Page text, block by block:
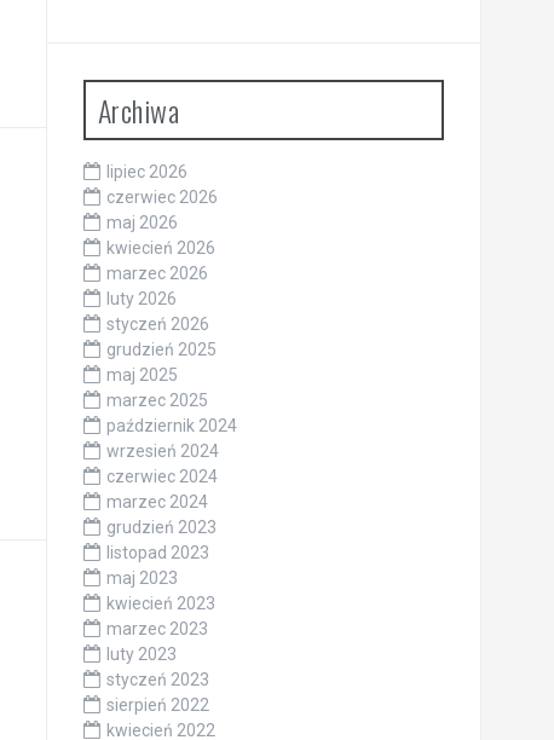
Archiwa
lipiec 2026
czerwiec 2026
maj 2026
kwiecień 2026
marzec 2026
luty 2026
styczeń 2026
grudzień 2025
maj 2025
marzec 2025
październik 2024
wrzesień 2024
czerwiec 2024
marzec 2024
grudzień 2023
listopad 2023
maj 2023
kwiecień 2023
marzec 2023
luty 2023
styczeń 2023
sierpień 2022
kwiecień 2022